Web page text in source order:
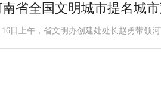
省全国文明城市提名城
16日上午，省文明办创建处处长赵勇带领